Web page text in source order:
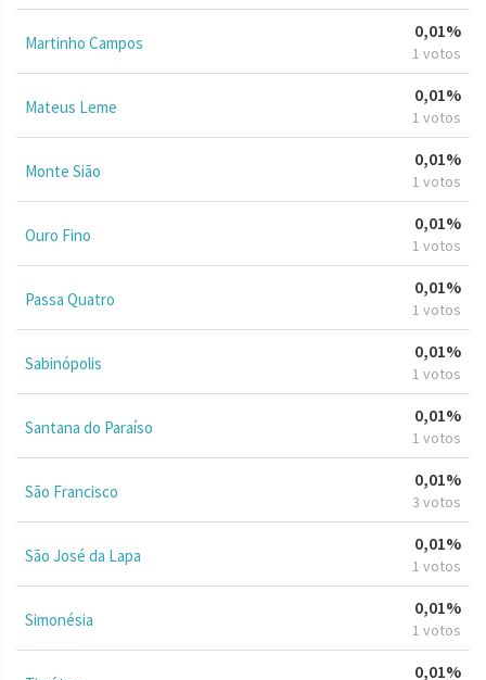
Martinho Campos
0,01%
1 votos
Mateus Leme
0,01%
1 votos
Monte Sião
0,01%
1 votos
Ouro Fino
0,01%
1 votos
Passa Quatro
0,01%
1 votos
Sabinópolis
0,01%
1 votos
Santana do Paraíso
0,01%
1 votos
São Francisco
0,01%
3 votos
São José da Lapa
0,01%
1 votos
Simonésia
0,01%
1 votos
0,01%